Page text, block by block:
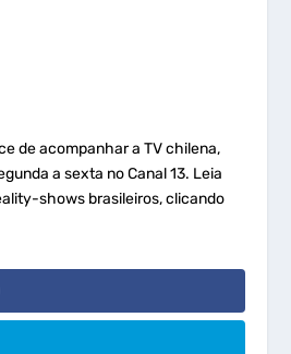
de acompanhar a TV chilena,
a sexta no Canal 13. Leia
shows brasileiros, clicando